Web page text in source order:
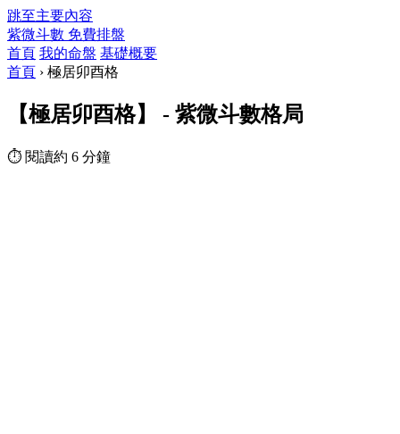
跳至主要內容
紫微斗數 免費排盤
首頁 我的命盤 基礎概要
首頁 › 極居卯酉格
【極居卯酉格】 - 紫微斗數格局
⏱ 閱讀約 6 分鐘